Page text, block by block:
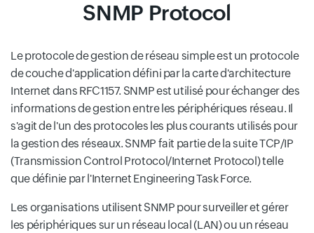
SNMP Protocol
Le protocole de gestion de réseau simple est un protocole
de couche d'application défini par la carte d'architecture
Internet dans RFC1157. SNMP est utilisé pour échanger des
informations de gestion entre les périphériques réseau. Il
s'agit de l'un des protocoles les plus courants utilisés pour
la gestion des réseaux. SNMP fait partie de la suite TCP/IP
(Transmission Control Protocol/Internet Protocol) telle
que définie par l'Internet Engineering Task Force.
Les organisations utilisent SNMP pour surveiller et gérer
les périphériques sur un réseau local (LAN) ou un réseau